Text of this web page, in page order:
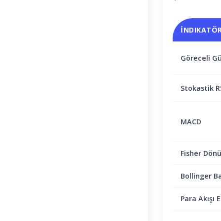
Göreceli
Stokastik
MACD
Fisher
Bollinger
Para Akışı